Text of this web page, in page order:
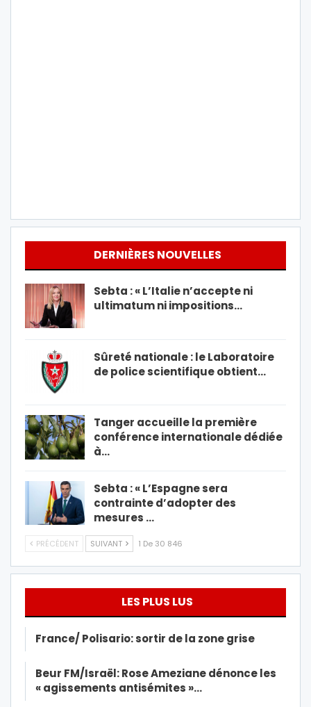
DERNIÈRES NOUVELLES
Sebta : « L’Italie n’accepte ni
ultimatum ni impositions…
Sûreté nationale : le Laboratoire
de police scientifique obtient…
Tanger accueille la première
conférence internationale dédiée
à…
Sebta : « L’Espagne sera
contrainte d’adopter des
mesures …
PRÉCÉDENT SUIVANT 1 De 30 846
LES PLUS LUS
France/ Polisario: sortir de la zone grise
Beur FM/Israël: Rose Ameziane dénonce les
« agissements antisémites »…